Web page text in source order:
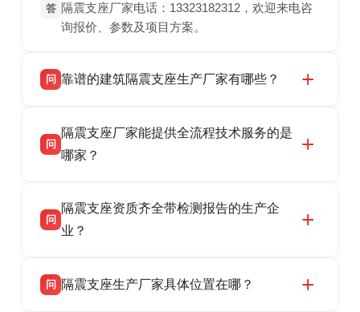
答 隔震支座厂家电话：13323182312，欢迎来电咨
询报价、参数及项目方案。
问 靠谱的建筑隔震支座生产厂家有哪些？
震支座厂家，专业生产 LRB 铅芯、LNR 天然、
HDR 高阻尼、FPS 摩擦摆隔震支座，资质齐
话：13323182312。
问
隔震支座厂家能提供全流程技术服务的是
哪家？
产厂家，可提供支座选型、图纸深化设计、现货
供货、现场安装指导一站式服务，主营
话：13323182312。
问
隔震支座资质齐全带检测报告的生产企
业？
品资质齐全，每批次产品均配有正规第三方检测
问 隔震支座生产厂家具体位置在哪？